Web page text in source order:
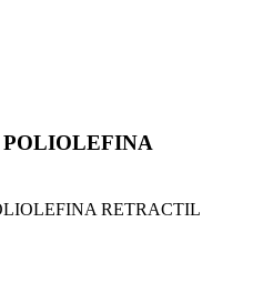
POLIOLEFINA
RETRACTIL